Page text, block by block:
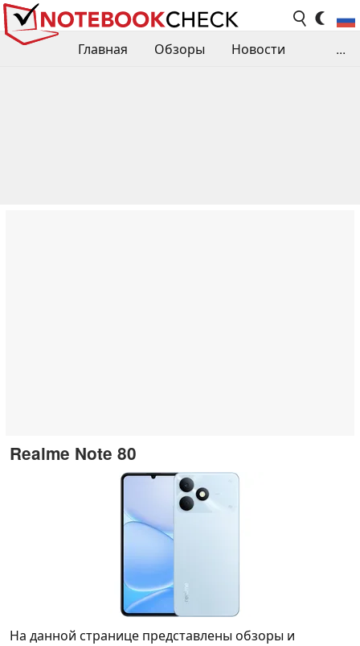
Главная Обзоры
Новости
...
Realme Note 80
На данной странице представлены обзоры и